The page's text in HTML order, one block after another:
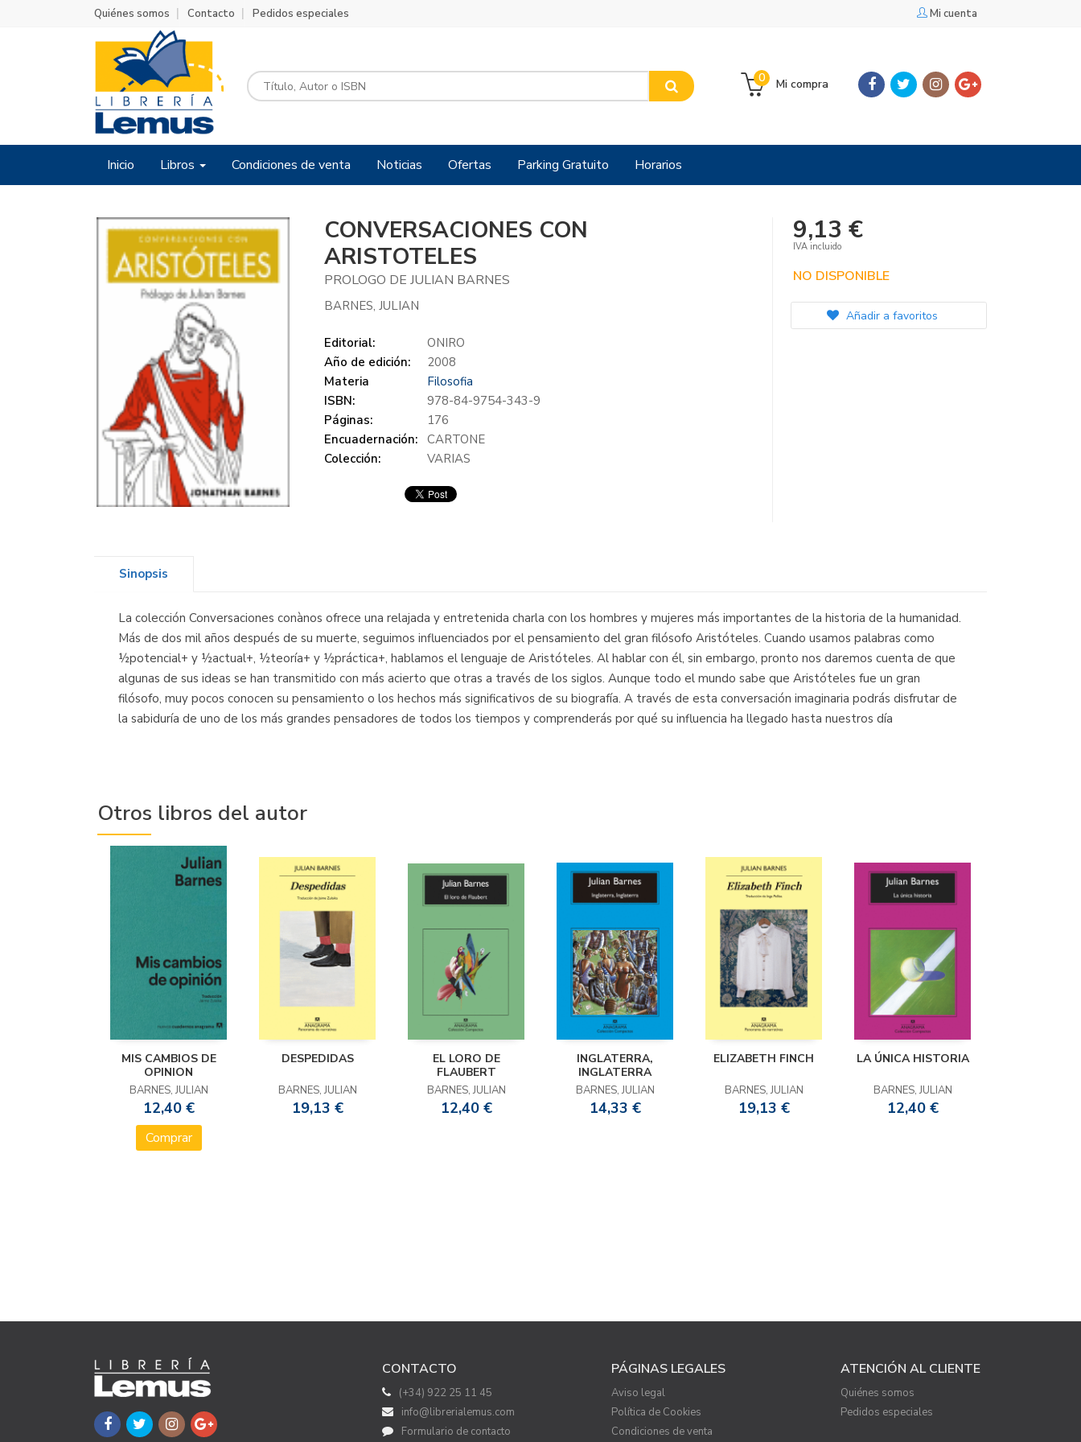
Mi cuenta
Quiénes somos Contacto Pedidos especiales
Mi compra
0
Inicio Libros Condiciones de venta Noticias Ofertas Parking Gratuito Horarios
CONVERSACIONES CON
ARISTOTELES
PROLOGO DE JULIAN BARNES
BARNES, JULIAN
Editorial:
ONIRO
Año de edición:
2008
Materia
Filosofia
ISBN:
978-84-9754-343-9
Páginas:
176
Encuadernación:
CARTONE
Colección:
VARIAS
9,13 €
IVA incluido
NO DISPONIBLE
Añadir a favoritos
Sinopsis
La colección Conversaciones conànos ofrece una relajada y entretenida charla con los hombres y mujeres más importantes de la historia de la humanidad.
Más de dos mil años después de su muerte, seguimos influenciados por el pensamiento del gran filósofo Aristóteles. Cuando usamos palabras como
½potencial+ y ½actual+, ½teoría+ y ½práctica+, hablamos el lenguaje de Aristóteles. Al hablar con él, sin embargo, pronto nos daremos cuenta de que
algunas de sus ideas se han transmitido con más acierto que otras a través de los siglos. Aunque todo el mundo sabe que Aristóteles fue un gran
filósofo, muy pocos conocen su pensamiento o los hechos más significativos de su biografía. A través de esta conversación imaginaria podrás disfrutar de
la sabiduría de uno de los más grandes pensadores de todos los tiempos y comprenderás por qué su influencia ha llegado hasta nuestros día
Otros libros del autor
MIS CAMBIOS DE
OPINION
BARNES, JULIAN
12,40 €
Comprar
DESPEDIDAS
BARNES, JULIAN
19,13 €
EL LORO DE
FLAUBERT
BARNES, JULIAN
12,40 €
INGLATERRA,
INGLATERRA
BARNES, JULIAN
14,33 €
ELIZABETH FINCH
BARNES, JULIAN
19,13 €
LA ÚNICA HISTORIA
BARNES, JULIAN
12,40 €
CONTACTO
(+34) 922 25 11 45
info@librerialemus.com
Formulario de contacto
PÁGINAS LEGALES
Aviso legal
Política de Cookies
Condiciones de venta
ATENCIÓN AL CLIENTE
Quiénes somos
Pedidos especiales